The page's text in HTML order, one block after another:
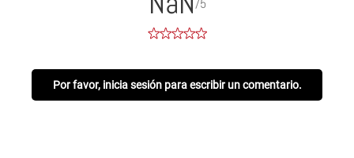
/5
Por favor, inicia sesión para escribir un comentario.